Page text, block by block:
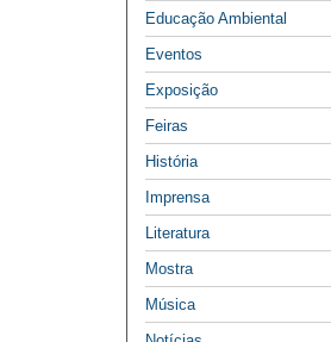
Educação Ambiental
Eventos
Exposição
Feiras
História
Imprensa
Literatura
Mostra
Música